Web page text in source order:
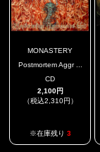
MONASTERY
Postmortem Aggr ...
CD
2,100円
（税込2,310円）
※在庫残り 3